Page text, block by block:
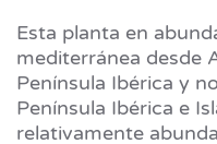
Esta planta en
mediterránea desde
Península Ibérica y
Península Ibérica e
relativamente